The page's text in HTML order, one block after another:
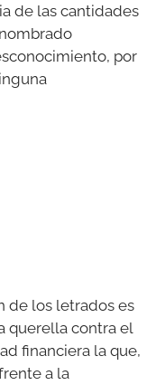
de las cantidades
por
de los letrados es
querella contra el
financiera la que,
a la